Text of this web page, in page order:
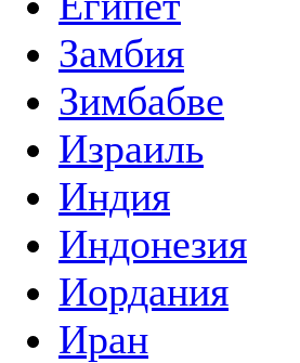
Замбия
Зимбабве
Израиль
Индия
Индонезия
Иордания
Иран